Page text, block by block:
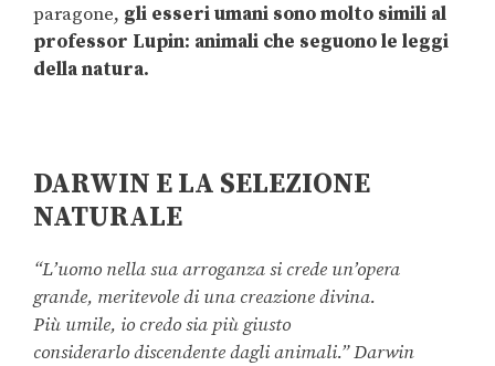
paragone, gli esseri umani sono molto simili al
professor Lupin: animali che seguono le leggi
della natura.
DARWIN E LA SELEZIONE
NATURALE
“L’uomo nella sua arroganza si crede un’opera
grande, meritevole di una creazione divina.
Più umile, io credo sia più giusto
considerarlo discendente dagli animali.” Darwin